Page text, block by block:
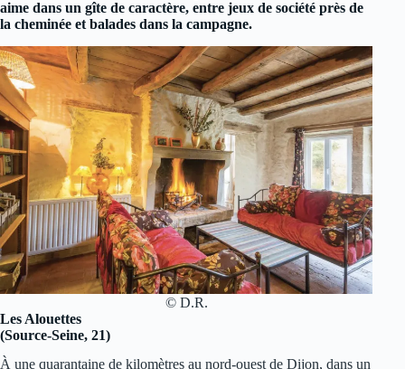
aime dans un gîte de caractère, entre jeux de société près de
la cheminée et balades dans la campagne.
© D.R.
Les Alouettes
(Source-Seine, 21)
À une quarantaine de kilomètres au nord-ouest de Dijon, dans un